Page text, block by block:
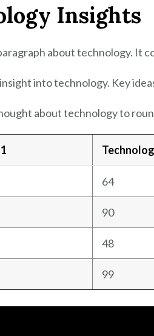
Insights
about technology. It
into technology. Key
about technology to
64
90
48
99